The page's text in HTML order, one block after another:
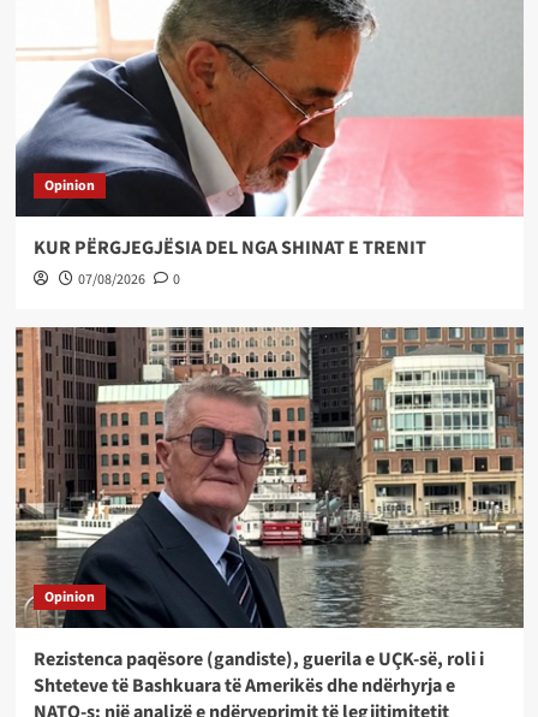
Opinion
KUR PËRGJEGJËSIA DEL NGA SHINAT E TRENIT
07/08/2026 0
Opinion
Rezistenca paqësore (gandiste), guerila e UÇK-së, roli i
Shteteve të Bashkuara të Amerikës dhe ndërhyrja e
NATO-s: një analizë e ndërveprimit të legjitimitetit